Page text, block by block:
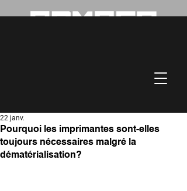
Pourquoi les imprimantes sont-elles
toujours nécessaires malgré la
dématérialisation?
22 janv.